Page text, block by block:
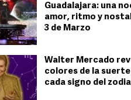
Guadalajara: una
amor, ritmo y
3 de Marzo
Walter Mercado
colores de la
cada signo del